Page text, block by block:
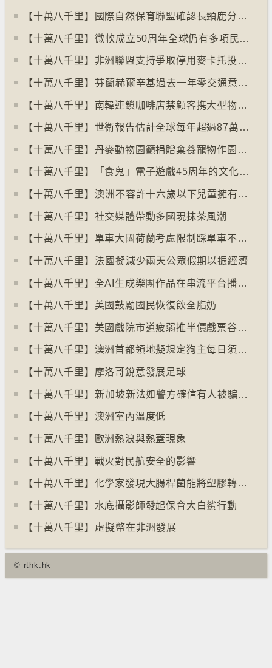
【十萬八千里】國際自然保育聯盟確認長頸鹿分四個品種有助制訂保育方案
【十萬八千里】⁠微軟成立50周年全球仍有多項民生系統沿用舊視窗系統
【十萬八千里】非洲聯盟支持爭取停用麥卡托投影法地點
【十萬八千里】⁠芬蘭赫爾辛基過去一年零交通意外致死個案
【十萬八千里】南韓連鎖咖啡店禁顧客携大型物品以減少長期佔位辦公情況
【十萬八千里】世衞報告估計全球每年超過87萬死亡個案與孤獨病有關
【十萬八千里】丹麥動物園籲捐贈棄養寵物作園內動物食糧
【十萬八千里】「食鬼」電子遊戲45周年的文化現象
【十萬八千里】⁠澳洲不容許十六歲以下兒童擁有YOUTUBE帳戶
【十萬八千里】社交媒體帶動多國現抹茶風潮
【十萬八千里】單車大國荷蘭考慮限制踩單車不高於時速廿五公里
【十萬八千里】⁠法國擬減少兩天公眾假期以振經濟
【十萬八千里】全AI生成樂團作品在串流平台播放率累積過百萬
【十萬八千里】美國鼓勵國民恢復飲全脂奶
【十萬八千里】美國戲院市道疲弱推半價戲票谷生意
【十萬八千里】澳洲首都領地擬規定狗主每日須陪狗隻三小時
【十萬八千里】摩洛哥銳意發展足球
【十萬八千里】⁠新加坡新法如警方確信有人被騙可凍結其戶口
【十萬八千里】澳洲室內溫度低
【十萬八千里】歐洲熱浪與熱蓋現象
【十萬八千里】戰火對民航安全的影響
【十萬八千里】化學家發現大腸桿菌能將塑膠轉化為止痛藥
【十萬八千里】水底攝影師發起保育大白鯊行動
【十萬八千里】⁠虛擬幣在非洲發展
© rthk.hk